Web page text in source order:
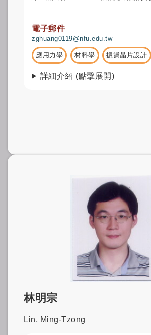
電子郵件
zghuang0119@nfu.edu.tw
應用力學 材料學 振盪晶片設計
詳細介紹 (點擊展開)
林明宗
Lin, Ming-Tzong